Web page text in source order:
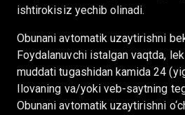
ishtirokisiz yechib olinadi.
Obunani avtomatik uzaytirishni
Foydalanuvchi istalgan vaqtda,
muddati tugashidan kamida 24
Ilovaning va/yoki veb-saytning
Obunani avtomatik uzaytirishni